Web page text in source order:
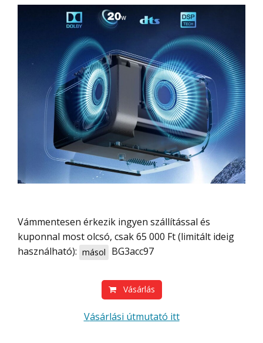
Vámmentesen érkezik ingyen szállítással és
kuponnal most olcsó, csak 65 000 Ft (limitált ideig
használható): másol BG3acc97
Vásárlás
Vásárlási útmutató itt